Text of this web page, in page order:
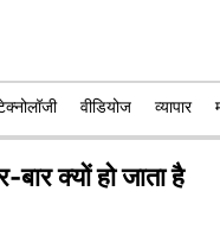
वीडियोज व्यापार
क्यों हो जाता है